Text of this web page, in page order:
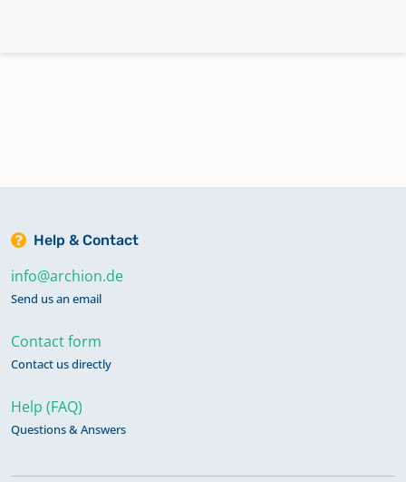
Help & Contact
info@archion.de
Send us an email
Contact form
Contact us directly
Help (FAQ)
Questions & Answers